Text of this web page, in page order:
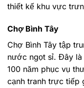
thiết kế khu vực
Chợ Bình Tây
Chợ Bình Tây tập
nước ngọt sỉ. Đây
100 năm phục vụ
cạnh tranh trực tiếp